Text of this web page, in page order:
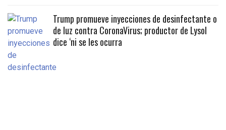
Trump promueve inyecciones de desinfectante o
de luz contra CoronaVirus; productor de Lysol
dice ‘ni se les ocurra